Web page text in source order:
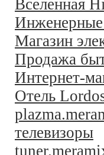
Вселенная
Магазин
Продажа
Интернет-
Отель
телевизоры